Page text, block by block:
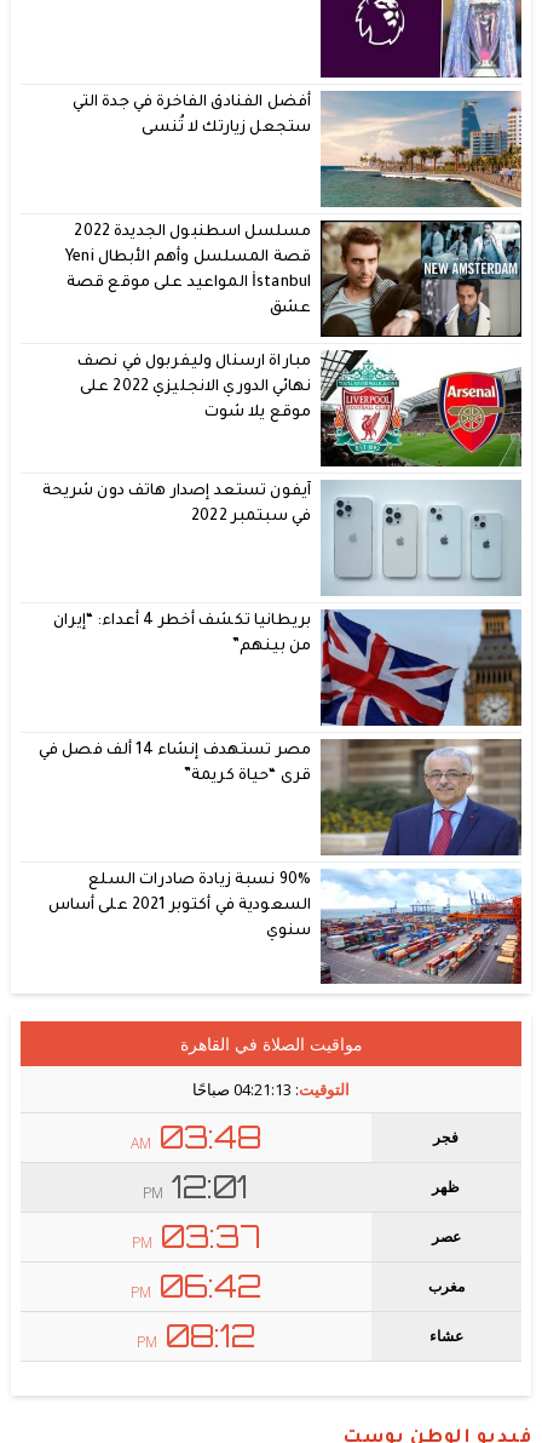
أفضل الفنادق الفاخرة في جدة التي
ستجعل زيارتك لا تُنسى
مسلسل اسطنبول الجديدة 2022
قصة المسلسل وأهم الأبطال Yeni
İstanbul المواعيد على موقع قصة
عشق
مباراة ارسنال وليفربول في نصف
نهائي الدوري الانجليزي 2022 على
موقع يلا شوت
آيفون تستعد إصدار هاتف دون شريحة
في سبتمبر 2022
بريطانيا تكشف أخطر 4 أعداء: “إيران
من بينهم”
مصر تستهدف إنشاء 14 ألف فصل في
قرى “حياة كريمة”
90% نسبة زيادة صادرات السلع
السعودية في أكتوبر 2021 على أساس
سنوي